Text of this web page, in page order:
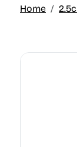
Home